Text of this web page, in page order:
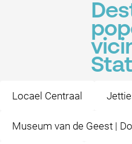
Locael Centraal
Museum van de Geest |